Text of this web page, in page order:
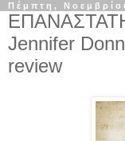
Πέμπτη,
Jennifer
review